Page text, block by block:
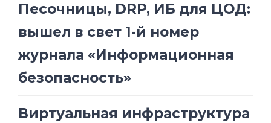
Песочницы, DRP, ИБ для ЦОД:
вышел в свет 1-й номер
журнала «Информационная
безопасность»
Виртуальная инфраструктура